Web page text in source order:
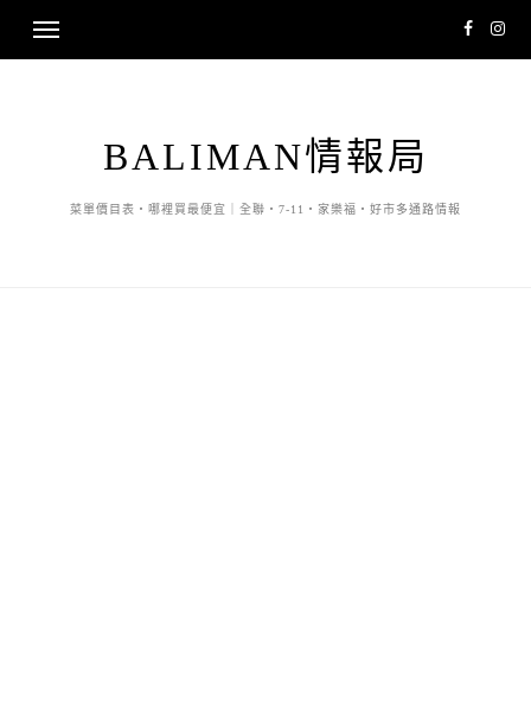
BALIMAN情報局
菜單價目表・哪裡買最便宜｜全聯・7-11・家樂福・好市多通路情報